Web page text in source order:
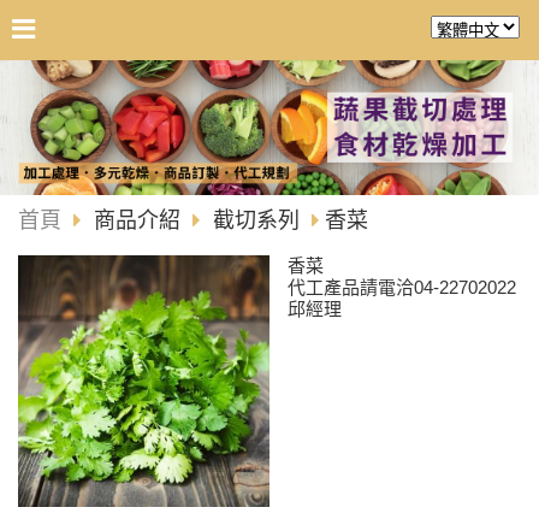
首頁 商品介紹 截切系列 香菜
香菜
代工產品請電洽04-22702022
邱經理